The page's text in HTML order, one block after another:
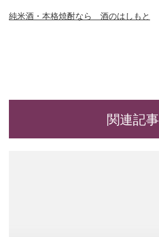
純米酒・本格焼酎なら 酒のはしもと
関連記事